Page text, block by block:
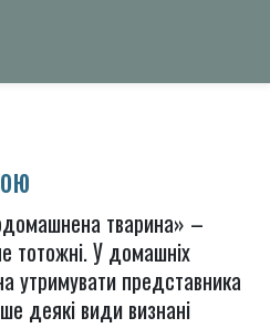
тварина» –
тотожні. У домашніх
утримувати представника
деякі види визнані